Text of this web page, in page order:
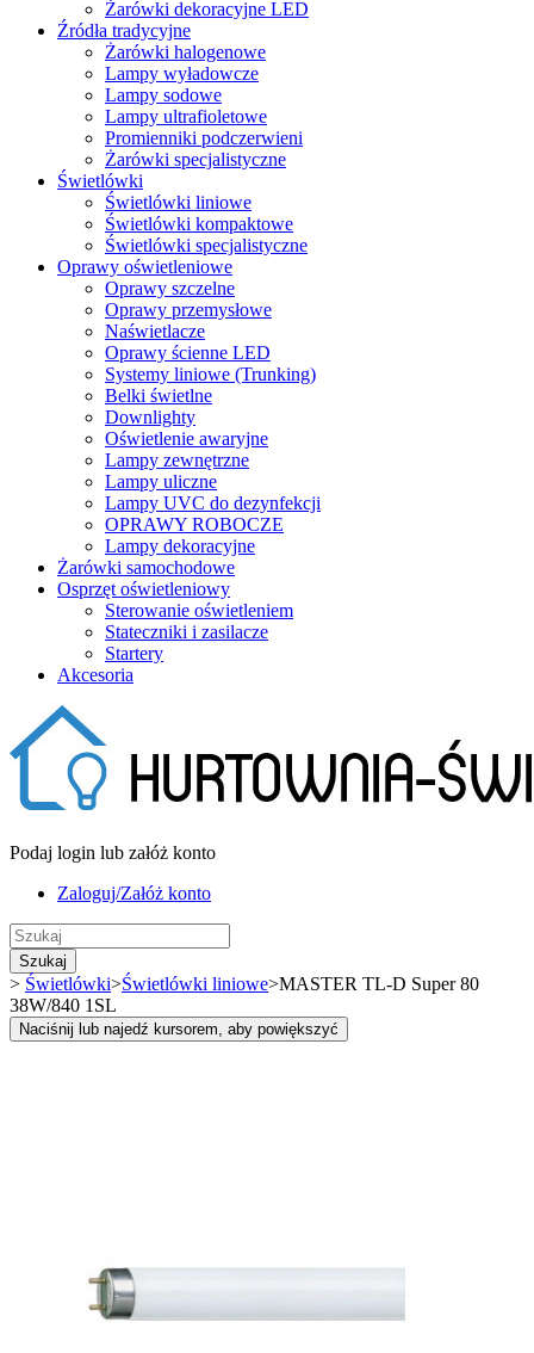
Żarówki dekoracyjne LED
Źródła tradycyjne
Żarówki halogenowe
Lampy wyładowcze
Lampy sodowe
Lampy ultrafioletowe
Promienniki podczerwieni
Żarówki specjalistyczne
Świetlówki
Świetlówki liniowe
Świetlówki kompaktowe
Świetlówki specjalistyczne
Oprawy oświetleniowe
Oprawy szczelne
Oprawy przemysłowe
Naświetlacze
Oprawy ścienne LED
Systemy liniowe (Trunking)
Belki świetlne
Downlighty
Oświetlenie awaryjne
Lampy zewnętrzne
Lampy uliczne
Lampy UVC do dezynfekcji
OPRAWY ROBOCZE
Lampy dekoracyjne
Żarówki samochodowe
Osprzęt oświetleniowy
Sterowanie oświetleniem
Stateczniki i zasilacze
Startery
Akcesoria
Podaj login lub załóż konto
Zaloguj/Załóż konto
Szukaj
> Świetlówki>Świetlówki liniowe>MASTER TL-D Super 80
38W/840 1SL
Naciśnij lub najedź kursorem, aby powiększyć